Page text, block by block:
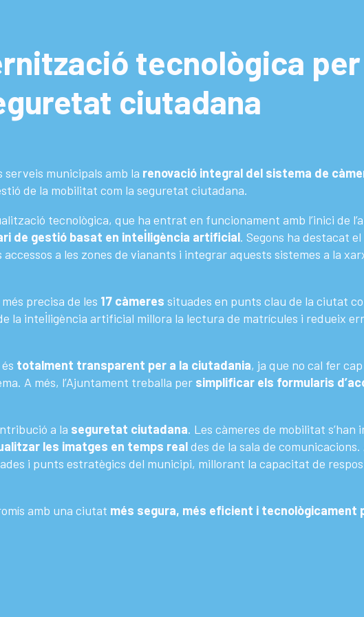
tecnològica
ciutadana
municipals amb la renovació integral del sistema de
de la mobilitat com la seguretat ciutadana.
tecnològica, que ha entrat en funcionament amb l’inici de
de gestió basat en intel·ligència artificial. Segons ha destacat
a les zones de vianants i integrar aquests sistemes a la
precisa de les 17 càmeres situades en punts clau de la ciutat
la intel·ligència artificial millora la lectura de matrícules i redueix
totalment transparent per a la ciutadania, ja que no cal fer
A més, l’Ajuntament treballa per simplificar els formularis
a la seguretat ciutadana. Les càmeres de mobilitat
les imatges en temps realdes de la sala de
i punts estratègics del municipi, millorant la capacitat de
amb una ciutat més segura, més eficient i tecnològicament